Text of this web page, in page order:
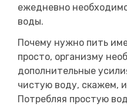
ежедневно
воды.
Почему нужно пить
просто, организму
дополнительные
чистую воду, скажем,
Потребляя простую